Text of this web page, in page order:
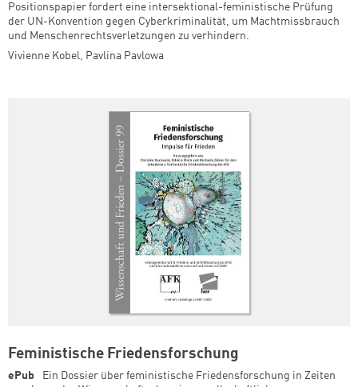
Positionspapier fordert eine intersektional-feministische Prüfung
der UN-Konvention gegen Cyberkriminalität, um Machtmissbrauch
und Menschenrechtsverletzungen zu verhindern.
Vivienne Kobel, Pavlina Pavlowa
Feministische Friedensforschung
ePub
Ein Dossier über feministische Friedensforschung in Zeiten